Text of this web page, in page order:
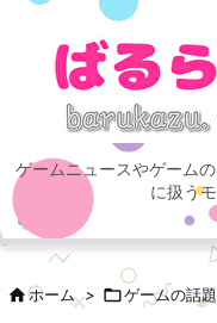
ゲームニュースやゲーム
に扱う
ホーム > ゲームの話題